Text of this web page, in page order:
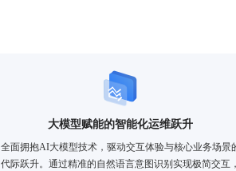
大模型赋能的智能化运维跃升
全面拥抱AI大模型技术，驱动交互体验与核心业务场景
代际跃升。通过精准的自然语言意图识别实现极简交互，